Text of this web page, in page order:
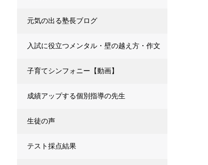
元気の出る塾長ブログ
入試に役立つメンタル・壁の越え方・作文
に強くなる
子育てシンフォニー【動画】
成績アップする個別指導の先生
生徒の声
テスト採点結果